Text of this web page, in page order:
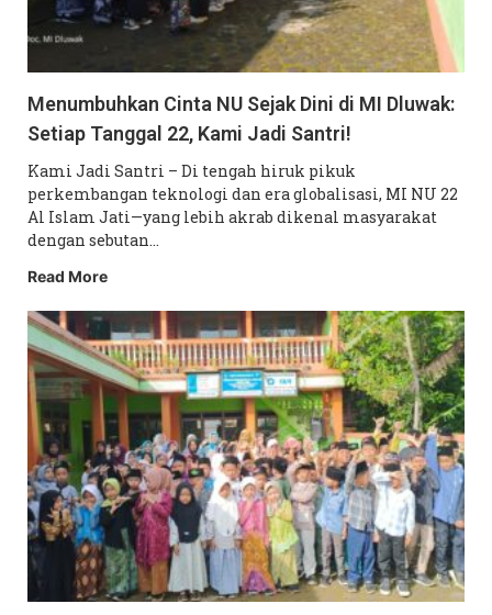
Menumbuhkan Cinta NU Sejak Dini di MI Dluwak:
Setiap Tanggal 22, Kami Jadi Santri!
Kami Jadi Santri – Di tengah hiruk pikuk
perkembangan teknologi dan era globalisasi, MI NU 22
Al Islam Jati—yang lebih akrab dikenal masyarakat
dengan sebutan…
Read More